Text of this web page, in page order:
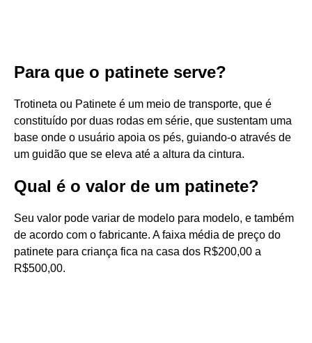
Para que o patinete serve?
Trotineta ou Patinete é um meio de transporte, que é
constituído por duas rodas em série, que sustentam uma
base onde o usuário apoia os pés, guiando-o através de
um guidão que se eleva até a altura da cintura.
Qual é o valor de um patinete?
Seu valor pode variar de modelo para modelo, e também
de acordo com o fabricante. A faixa média de preço do
patinete para criança fica na casa dos R$200,00 a
R$500,00.